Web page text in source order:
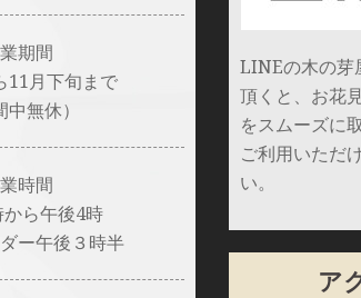
期間
11月下旬まで
中無休）
時間
ら午後4時
ー午後３時半
LINEの木の芽
頂くと、お花
をスムーズに
ご利用いただ
い。
ア